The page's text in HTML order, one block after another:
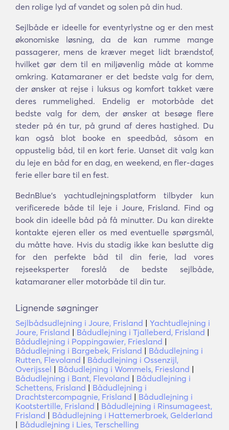
den rolige lyd af vandet og solen på din hud.
Sejlbåde er ideelle for eventyrlystne og er den mest
økonomiske løsning, da de kan rumme mange
passagerer, mens de kræver meget lidt brændstof,
hvilket gør dem til en miljøvenlig måde at komme
omkring. Katamaraner er det bedste valg for dem,
der ønsker at rejse i luksus og komfort takket være
deres rummelighed. Endelig er motorbåde det
bedste valg for dem, der ønsker at besøge flere
steder på én tur, på grund af deres hastighed. Du
kan også blot booke en speedbåd, såsom en
oppustelig båd, til en kort ferie. Uanset dit valg kan
du leje en båd for en dag, en weekend, en fler-dages
ferie eller bare til en fest.
BednBlue's yachtudlejningsplatform tilbyder kun
verificerede både til leje i Joure, Frisland. Find og
book din ideelle båd på få minutter. Du kan direkte
kontakte ejeren eller os med eventuelle spørgsmål,
du måtte have. Hvis du stadig ikke kan beslutte dig
for den perfekte båd til din ferie, lad vores
rejseeksperter foreslå de bedste sejlbåde,
katamaraner eller motorbåde til din tur.
Lignende søgninger
Sejlbådsudlejning i Joure, Frisland | Yachtudlejning i
Joure, Frisland | Bådudlejning i Tjalleberd, Frisland |
Bådudlejning i Poppingawier, Friesland |
Bådudlejning i Bargebek, Frisland | Bådudlejning i
Rutten, Flevoland | Bådudlejning i Ossenzijl,
Overijssel | Bådudlejning i Wommels, Friesland |
Bådudlejning i Bant, Flevoland | Bådudlejning i
Schettens, Frisland | Bådudlejning i
Drachtstercompagnie, Frisland | Bådudlejning i
Kootstertille, Frisland | Bådudlejning i Rinsumageest,
Frisland | Bådudlejning i Hattemerbroek, Gelderland
| Bådudlejning i Lies, Terschelling